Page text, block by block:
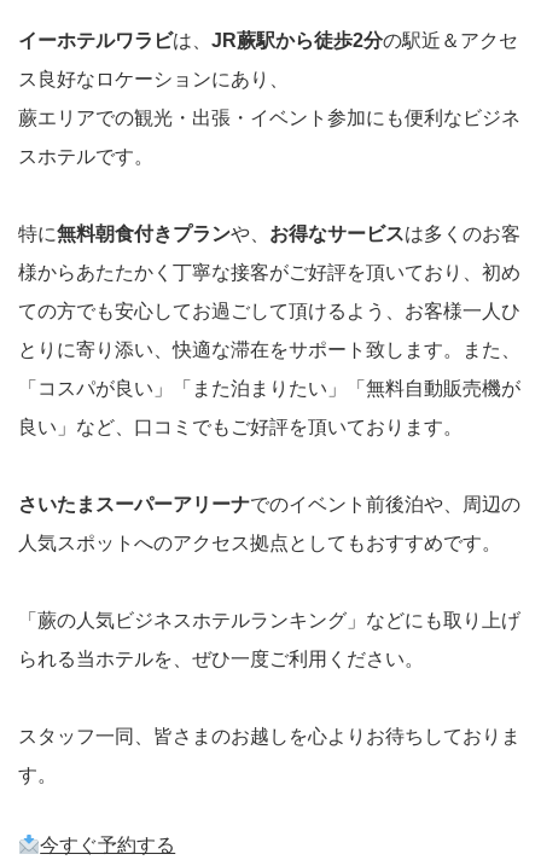
イーホテルワラビは、 JR蕨駅から徒歩2分の駅近＆アクセ
ス良好なロケーションにあり、
蕨エリアでの観光・出張・イベント参加にも便利なビジネ
スホテルです。
特に無料朝食付きプランや、 お得なサービスは多くのお客
様からあたたかく丁寧な接客がご好評を頂いており、初め
ての方でも安心してお過ごして頂けるよう、お客様一人ひ
とりに寄り添い、快適な滞在をサポート致します。また、
「コスパが良い」「また泊まりたい」「無料自動販売機が
良い」など、口コミでもご好評を頂いております。
さいたまスーパーアリーナでのイベント前後泊や、周辺の
人気スポットへのアクセス拠点としてもおすすめです。
「蕨の人気ビジネスホテルランキング」などにも取り上げ
られる当ホテルを、ぜひ一度ご利用ください。
スタッフ一同、皆さまのお越しを心よりお待ちしておりま
す。
今すぐ予約する